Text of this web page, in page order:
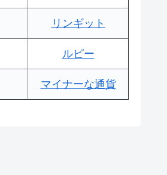
リンギット
ルピー
マイナーな通貨